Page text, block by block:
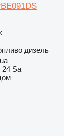
дизель
24 Sa